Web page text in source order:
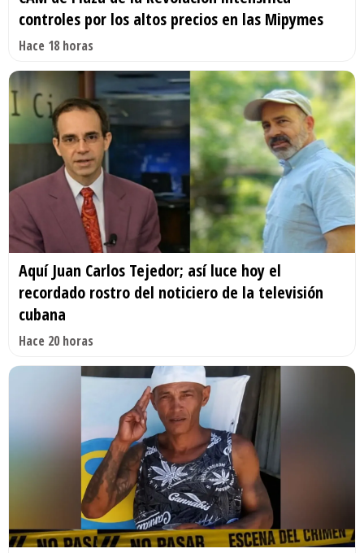
controles por los altos precios en las Mipymes
Hace 18 horas
Aquí Juan Carlos Tejedor; así luce hoy el
recordado rostro del noticiero de la televisión
cubana
Hace 20 horas